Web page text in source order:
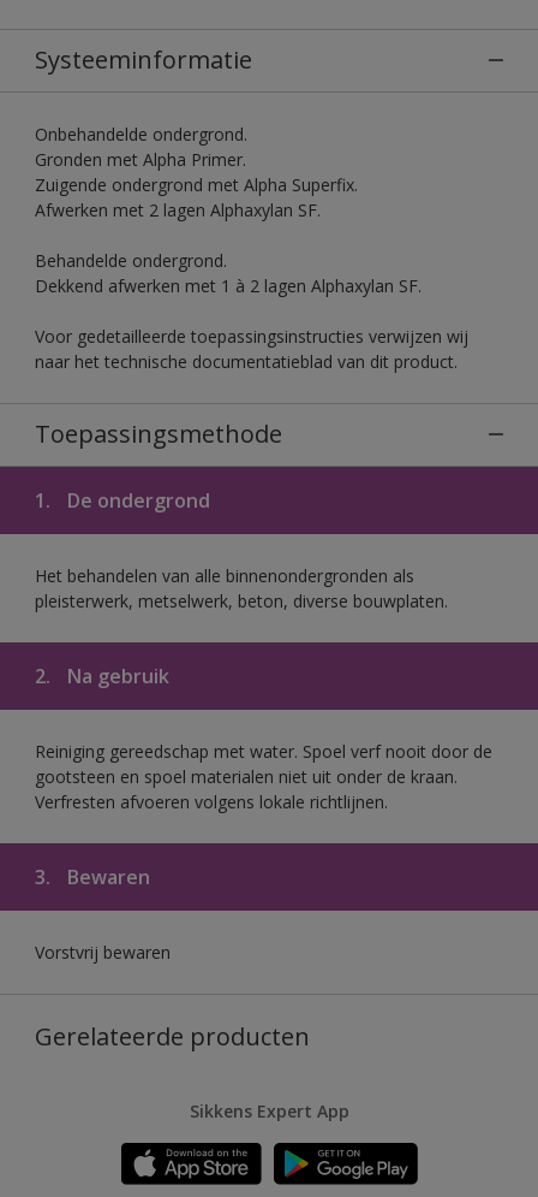
Systeeminformatie
Onbehandelde ondergrond.
Gronden met Alpha Primer.
Zuigende ondergrond met Alpha Superfix.
Afwerken met 2 lagen Alphaxylan SF.
Behandelde ondergrond.
Dekkend afwerken met 1 à 2 lagen Alphaxylan SF.
Voor gedetailleerde toepassingsinstructies verwijzen wij
naar het technische documentatieblad van dit product.
Toepassingsmethode
1. De ondergrond
Het behandelen van alle binnenondergronden als
pleisterwerk, metselwerk, beton, diverse bouwplaten.
2. Na gebruik
Reiniging gereedschap met water. Spoel verf nooit door de
gootsteen en spoel materialen niet uit onder de kraan.
Verfresten afvoeren volgens lokale richtlijnen.
3. Bewaren
Vorstvrij bewaren
Gerelateerde producten
Sikkens Expert App